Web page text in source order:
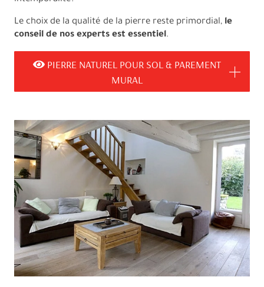
Le choix de la qualité de la pierre reste primordial, le
conseil de nos experts est essentiel.
PIERRE NATUREL POUR SOL & PAREMENT
MURAL